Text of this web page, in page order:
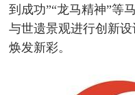
到成功”“龙马精神”等
与世遗景观进行创新
焕发新彩。